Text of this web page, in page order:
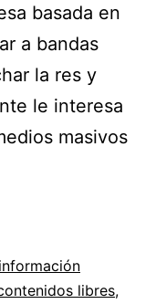
basada en
a bandas
la res y
le interesa
masivos
libres,